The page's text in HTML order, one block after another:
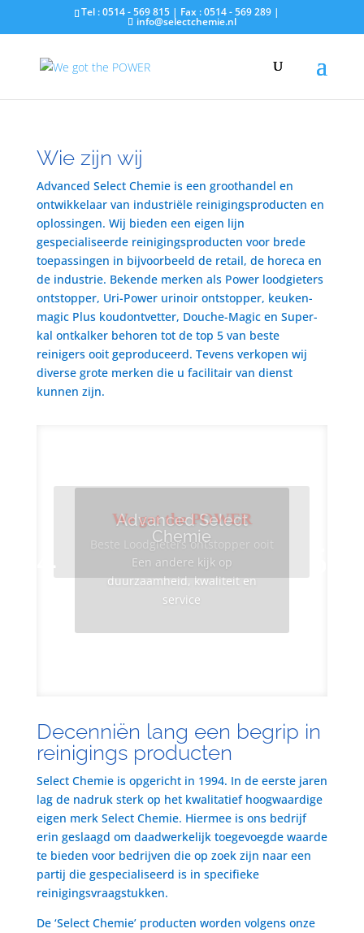
Tel : 0514 - 569 815 | Fax : 0514 - 569 289 |
info@selectchemie.nl
Wie zijn wij
Advanced Select Chemie is een groothandel en
ontwikkelaar van industriële reinigingsproducten en
oplossingen. Wij bieden een eigen lijn
gespecialiseerde reinigingsproducten voor brede
toepassingen in bijvoorbeeld de retail, de horeca en
de industrie. Bekende merken als Power loodgieters
ontstopper, Uri-Power urinoir ontstopper, keuken-
magic Plus koudontvetter, Douche-Magic en Super-
kal ontkalker behoren tot de top 5 van beste
reinigers ooit geproduceerd. Tevens verkopen wij
diverse grote merken die u facilitair van dienst
kunnen zijn.
Advanced Select
Chemie
Een andere kijk op
duurzaamheid, kwaliteit en
service
We got the POWER
Beste Loodgieters ontstopper ooit
Decenniën lang een begrip in
reinigings producten
Select Chemie is opgericht in 1994. In de eerste jaren
lag de nadruk sterk op het kwalitatief hoogwaardige
eigen merk Select Chemie. Hiermee is ons bedrijf
erin geslaagd om daadwerkelijk toegevoegde waarde
te bieden voor bedrijven die op zoek zijn naar een
partij die gespecialiseerd is in specifieke
reinigingsvraagstukken.
De ‘Select Chemie’ producten worden volgens onze